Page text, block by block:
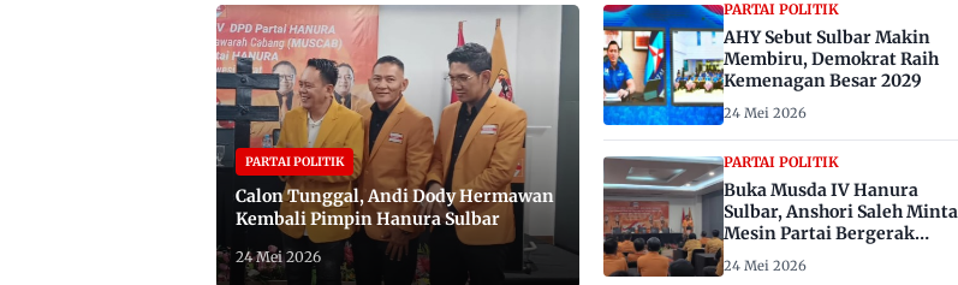
PARTAI POLITIK
Calon Tunggal, Andi Dody Hermawan
Kembali Pimpin Hanura Sulbar
24 Mei 2026
PARTAI POLITIK
AHY Sebut Sulbar Makin
Membiru, Demokrat Raih
Kemenagan Besar 2029
24 Mei 2026
PARTAI POLITIK
Buka Musda IV Hanura
Sulbar, Anshori Saleh Minta
Mesin Partai Bergerak
24 Mei 2026